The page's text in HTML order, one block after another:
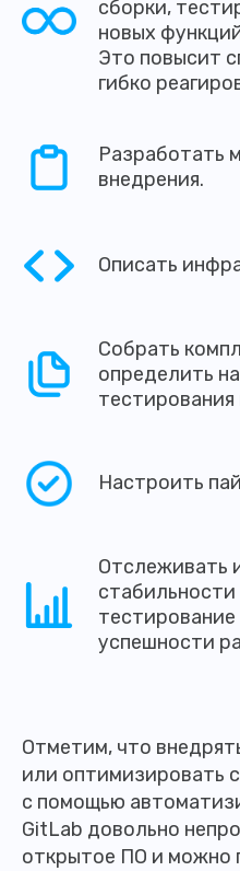
сборки,
новых
Это повысит
гибко
Разработать
внедрения.
Описать
Собрать
определить
Настроить
Отслеживать
успешности
Отметим, что
или оптимизировать
с помощью
GitLab довольно
открытое ПО и можно